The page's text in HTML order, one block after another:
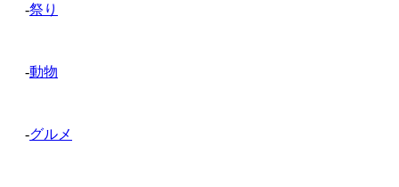
-祭り
-動物
-グルメ